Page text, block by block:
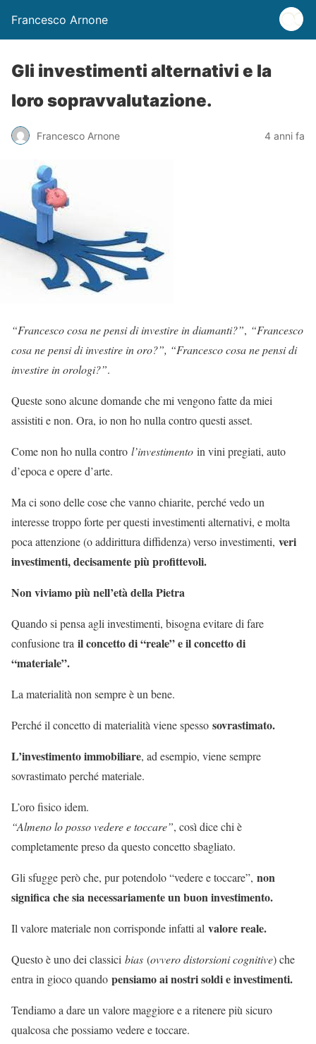
Francesco Arnone
Gli investimenti alternativi e la
loro sopravvalutazione.
Francesco Arnone 4 anni fa
“Francesco cosa ne pensi di investire in diamanti?”, “Francesco
cosa ne pensi di investire in oro?”, “Francesco cosa ne pensi di
investire in orologi?”.
Queste sono alcune domande che mi vengono fatte da miei
assistiti e non. Ora, io non ho nulla contro questi asset.
Come non ho nulla contro l’investimento in vini pregiati, auto
d’epoca e opere d’arte.
Ma ci sono delle cose che vanno chiarite, perché vedo un
interesse troppo forte per questi investimenti alternativi, e molta
poca attenzione (o addirittura diffidenza) verso investimenti, veri
investimenti, decisamente più profittevoli.
Non viviamo più nell’età della Pietra
Quando si pensa agli investimenti, bisogna evitare di fare
confusione tra il concetto di “reale” e il concetto di
“materiale”.
La materialità non sempre è un bene.
Perché il concetto di materialità viene spesso sovrastimato.
L’investimento immobiliare, ad esempio, viene sempre
sovrastimato perché materiale.
L’oro fisico idem.
“Almeno lo posso vedere e toccare”, così dice chi è
completamente preso da questo concetto sbagliato.
Gli sfugge però che, pur potendolo “vedere e toccare”, non
significa che sia necessariamente un buon investimento.
Il valore materiale non corrisponde infatti al valore reale.
Questo è uno dei classici bias (ovvero distorsioni cognitive) che
entra in gioco quando pensiamo ai nostri soldi e investimenti.
Tendiamo a dare un valore maggiore e a ritenere più sicuro
qualcosa che possiamo vedere e toccare.